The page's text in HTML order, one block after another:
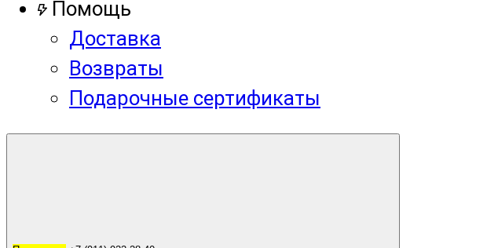
Помощь
Доставка
Возвраты
Подарочные сертификаты